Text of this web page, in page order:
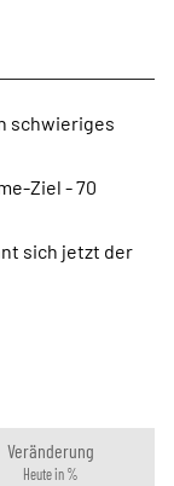
schwieriges
Ziel - 70
sich jetzt der
Veränderung
Heute in %